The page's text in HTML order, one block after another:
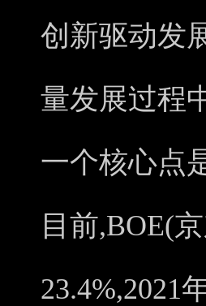
创新驱动发
量发展过程
一个核心点
目前,BOE(
23.4%,2021